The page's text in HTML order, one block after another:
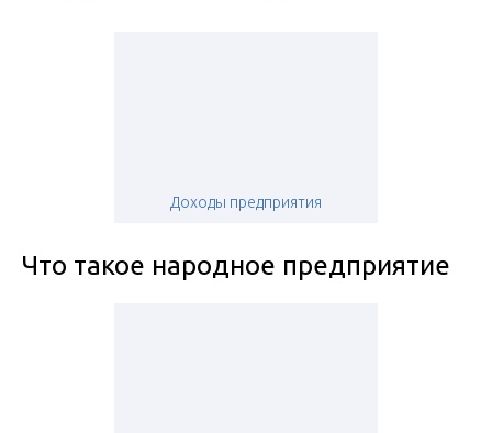
Доходы предприятия
Что такое народное предприятие